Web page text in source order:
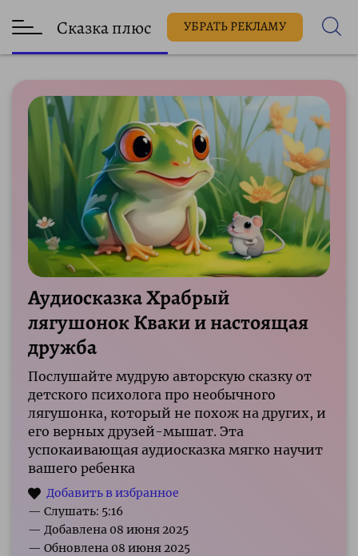
Сказка плюс УБРАТЬ РЕКЛАМУ
Аудиосказка Храбрый
лягушонок Кваки и настоящая
дружба
Послушайте мудрую авторскую сказку от
детского психолога про необычного
лягушонка, который не похож на других, и
его верных друзей-мышат. Эта
успокаивающая аудиосказка мягко научит
вашего ребенка
— Слушать: 5:16